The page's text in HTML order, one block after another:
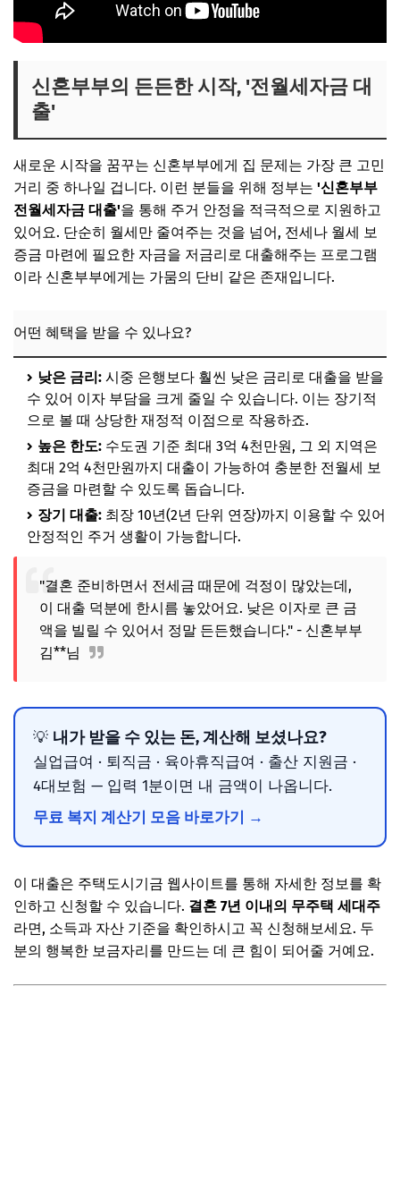
신혼부부의 든든한 시작, '전월세자금 대
출'
새로운 시작을 꿈꾸는 신혼부부에게 집 문제는 가장 큰 고민
거리 중 하나일 겁니다. 이런 분들을 위해 정부는 '신혼부부
전월세자금 대출'을 통해 주거 안정을 적극적으로 지원하고
있어요. 단순히 월세만 줄여주는 것을 넘어, 전세나 월세 보
증금 마련에 필요한 자금을 저금리로 대출해주는 프로그램
이라 신혼부부에게는 가뭄의 단비 같은 존재입니다.
어떤 혜택을 받을 수 있나요?
낮은 금리: 시중 은행보다 훨씬 낮은 금리로 대출을 받을
수 있어 이자 부담을 크게 줄일 수 있습니다. 이는 장기적
으로 볼 때 상당한 재정적 이점으로 작용하죠.
높은 한도: 수도권 기준 최대 3억 4천만원, 그 외 지역은
최대 2억 4천만원까지 대출이 가능하여 충분한 전월세 보
증금을 마련할 수 있도록 돕습니다.
장기 대출: 최장 10년(2년 단위 연장)까지 이용할 수 있어
안정적인 주거 생활이 가능합니다.
"결혼 준비하면서 전세금 때문에 걱정이 많았는데,
이 대출 덕분에 한시름 놓았어요. 낮은 이자로 큰 금
액을 빌릴 수 있어서 정말 든든했습니다." - 신혼부부
김**님
💡 내가 받을 수 있는 돈, 계산해 보셨나요?
실업급여 · 퇴직금 · 육아휴직급여 · 출산 지원금 ·
4대보험 — 입력 1분이면 내 금액이 나옵니다.
무료 복지 계산기 모음 바로가기 →
이 대출은 주택도시기금 웹사이트를 통해 자세한 정보를 확
인하고 신청할 수 있습니다. 결혼 7년 이내의 무주택 세대주
라면, 소득과 자산 기준을 확인하시고 꼭 신청해보세요. 두
분의 행복한 보금자리를 만드는 데 큰 힘이 되어줄 거예요.